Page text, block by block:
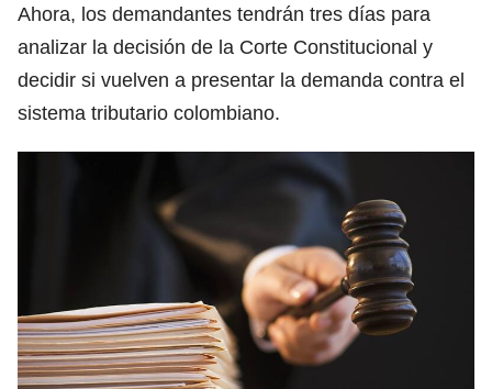
Ahora, los demandantes tendrán tres días para
analizar la decisión de la Corte Constitucional y
decidir si vuelven a presentar la demanda contra el
sistema tributario colombiano.